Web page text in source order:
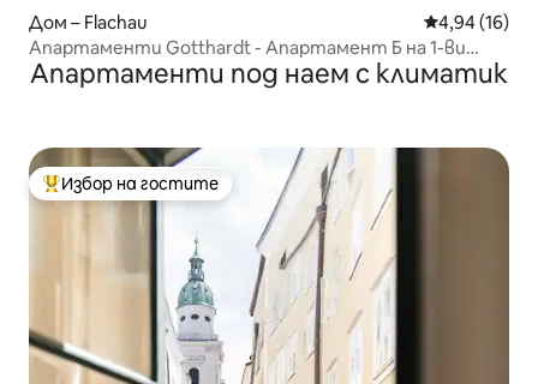
Дом – Flachau Средна
4,94 (16)
Апартаменти Gotthardt - Апартамент Б на 1-ви
етаж
Апартаменти под наем с климатик
Най-популярен избор на гостите
Избор на гостите